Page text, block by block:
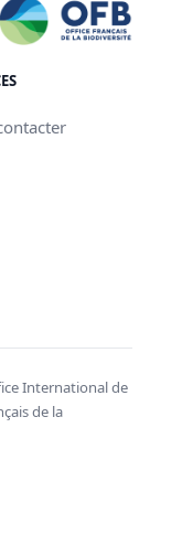
International de
de la